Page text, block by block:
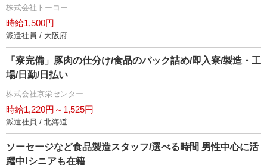
株式会社トーコー
時給1,500円
派遣社員 / 大阪府
「寮完備」豚肉の仕分け/食品のパック詰め/即入寮/製造・工
場/日勤/日払い
株式会社京栄センター
時給1,220円～1,525円
派遣社員 / 北海道
ソーセージなど食品製造スタッフ/選べる時間 男性中心に活
躍中!シニアも在籍